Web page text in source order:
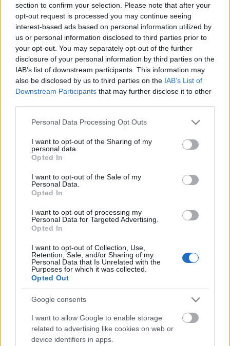
section to confirm your selection. Please note that after your
opt-out request is processed you may continue seeing
interest-based ads based on personal information utilized by
us or personal information disclosed to third parties prior to
your opt-out. You may separately opt-out of the further
disclosure of your personal information by third parties on the
IAB’s list of downstream participants. This information may
also be disclosed by us to third parties on the IAB’s List of
Downstream Participants that may further disclose it to other
Please note that this website/app uses one or more Google
not limited to your visit or usage behaviour. You may click to
grant or deny consent to Google and its third-party tags to
use your data for below specified purposes in below Google
consent section.
Personal Data Processing Opt Outs
I want to opt-out of the Sharing of my
personal data.
Opted In
I want to opt-out of the Sale of my
Personal Data.
Opted In
I want to opt-out of processing my
Personal Data for Targeted Advertising.
Opted In
I want to opt-out of Collection, Use,
Retention, Sale, and/or Sharing of my
Personal Data that Is Unrelated with the
Purposes for which it was collected.
Opted Out
Google consents
I want to allow Google to enable storage
related to advertising like cookies on web or
device identifiers in apps.
20-07-2026 01:02
Πόσα χρήματα παίρνει
η Ισπανία για την
κατάκτηση του
Μουντιάλ
17-07-2026 08:01
Αντί για το Μουντιάλ,
πήραν εκατ. followers
του Instagram
Μόντριτς: Όταν τα 40
Εντεκάδα από...
χρυσάφι - Οι πιο
ακριβοπληρωμένοι
παίκτες του Μουντιάλ
Ποια ομάδα θα
σηκώσει το Μουντιάλ -